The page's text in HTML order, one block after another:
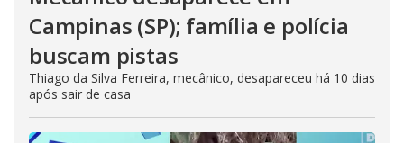
Campinas (SP); família e polícia
buscam pistas
Thiago da Silva Ferreira, mecânico, desapareceu há 10 dias
após sair de casa